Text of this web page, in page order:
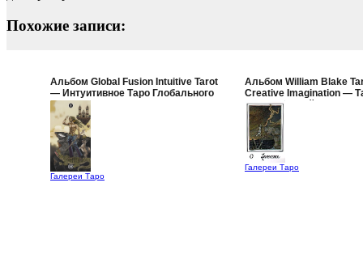
Похожие записи:
Альбом Global Fusion Intuitive Tarot
— Интуитивное Таро Глобального
Слияния
Галереи Таро
Альбом William Blake
Creative Imagination —
Уильяма Блейка (Таро
Воображения)
Галереи Таро